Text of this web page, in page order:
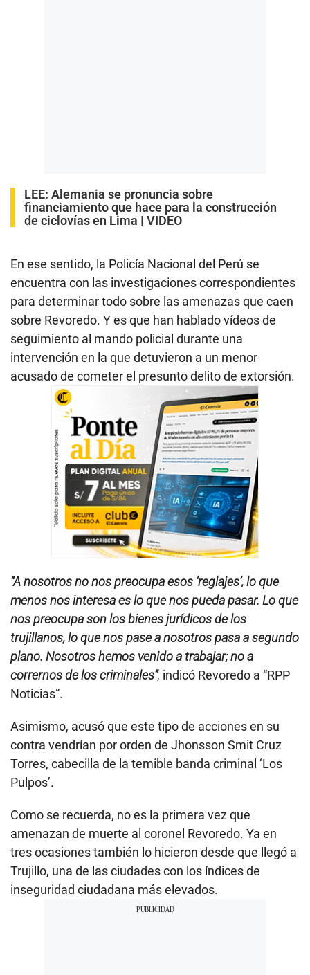
LEE: Alemania se pronuncia sobre
financiamiento que hace para la construcción
de ciclovías en Lima | VIDEO
En ese sentido, la Policía Nacional del Perú se
encuentra con las investigaciones correspondientes
para determinar todo sobre las amenazas que caen
sobre Revoredo. Y es que han hablado vídeos de
seguimiento al mando policial durante una
intervención en la que detuvieron a un menor
acusado de cometer el presunto delito de extorsión.
“A nosotros no nos preocupa esos ‘reglajes’, lo que
menos nos interesa es lo que nos pueda pasar. Lo que
nos preocupa son los bienes jurídicos de los
trujillanos, lo que nos pase a nosotros pasa a segundo
plano. Nosotros hemos venido a trabajar; no a
corrernos de los criminales”, indicó Revoredo a “RPP
Noticias”.
Asimismo, acusó que este tipo de acciones en su
contra vendrían por orden de Jhonsson Smit Cruz
Torres, cabecilla de la temible banda criminal ‘Los
Pulpos’.
Como se recuerda, no es la primera vez que
amenazan de muerte al coronel Revoredo. Ya en
tres ocasiones también lo hicieron desde que llegó a
Trujillo, una de las ciudades con los índices de
inseguridad ciudadana más elevados.